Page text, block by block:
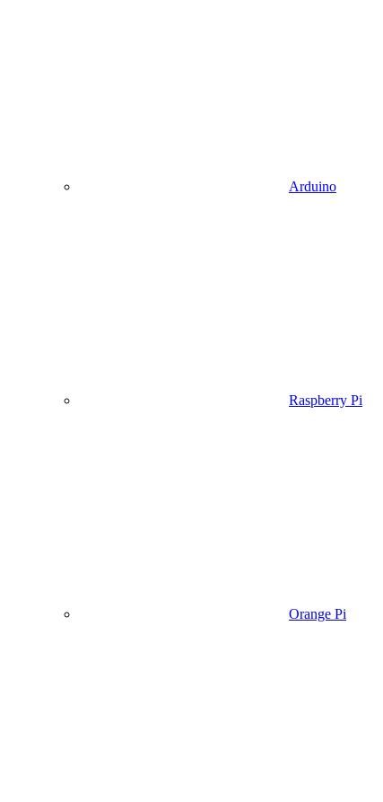
Arduino
Raspberry Pi
Orange Pi